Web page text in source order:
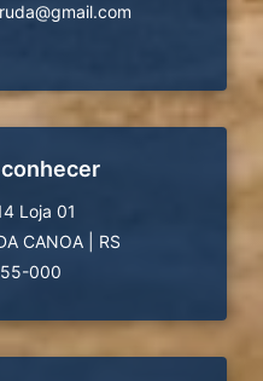
Loja 01
CANOA
RS
000